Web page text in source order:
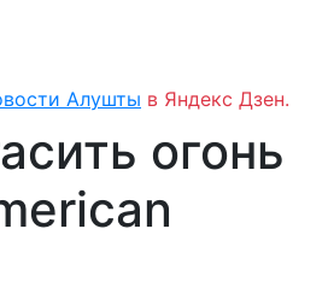
Алушты в Яндекс Дзен.
огонь